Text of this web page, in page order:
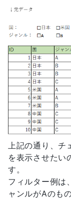
上記の通り、チ
を表示させたい
す。
フィルター例は
ャンルがAのも